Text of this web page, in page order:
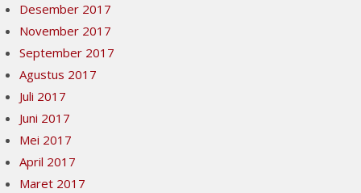
Desember 2017
November 2017
September 2017
Agustus 2017
Juli 2017
Juni 2017
Mei 2017
April 2017
Maret 2017